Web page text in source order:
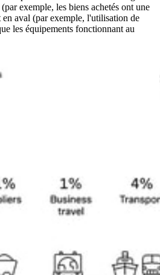
exemple, les biens achetés ont une
en aval (par exemple, l'utilisation de
les équipements fonctionnant au